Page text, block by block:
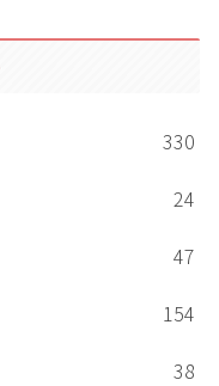
330
24
47
154
38